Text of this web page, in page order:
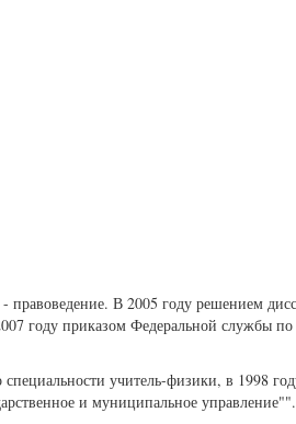
В 2005 году решением
году приказом Федеральной службы по
учитель-физики, в 1998
и муниципальное